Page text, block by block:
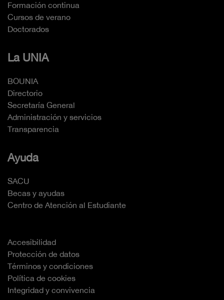
Formación continua
Cursos de verano
Doctorados
La UNIA
BOUNIA
Directorio
Secretaría General
Administración y servicios
Transparencia
Ayuda
SACU
Becas y ayudas
Centro de Atención al Estudiante
Accesibilidad
Protección de datos
Términos y condiciones
Política de cookies
Integridad y convivencia